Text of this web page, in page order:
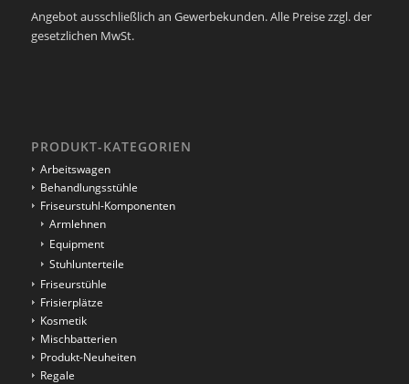
Angebot ausschließlich an Gewerbekunden. Alle Preise zzgl. der
gesetzlichen MwSt.
PRODUKT-KATEGORIEN
Arbeitswagen
Behandlungsstühle
Friseurstuhl-Komponenten
Armlehnen
Equipment
Stuhlunterteile
Friseurstühle
Frisierplätze
Kosmetik
Mischbatterien
Produkt-Neuheiten
Regale